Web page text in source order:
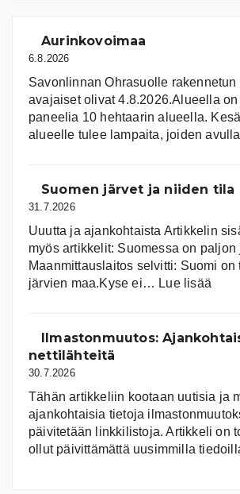
Aurinkovoimaa
6.8.2026
Savonlinnan Ohrasuolle rakennetun
avajaiset olivat 4.8.2026.Alueella
paneelia 10 hehtaarin alueella.
alueelle tulee lampaita, joiden
Suomen järvet ja niiden tila
31.7.2026
Uuutta ja ajankohtaista Artikkelin
myös artikkelit: Suomessa on pal­jon
Maanmittauslaitos selvitti: Suomi on
järvien maa.Kyse ei… Lue lisää
ja
Ilmastonmuutos:
nettilähteitä
30.7.2026
Tähän artikkeliin kootaan uutisia ja
ajankohtaisia tietoja
päivitetään linkkilistoja. Artikkeli on
ollut päivittämättä uusimmilla